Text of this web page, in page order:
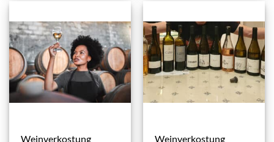
Weinverkostung
Weinverkostung